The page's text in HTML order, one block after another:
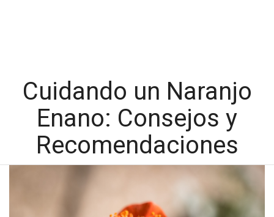
Cuidando un Naranjo
Enano: Consejos y
Recomendaciones